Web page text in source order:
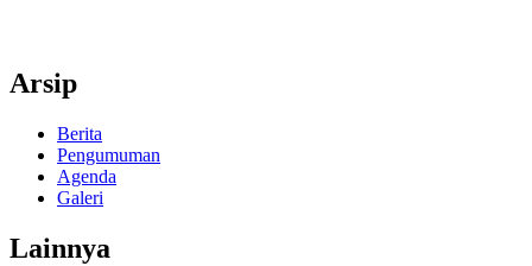
Arsip
Berita
Pengumuman
Agenda
Galeri
Lainnya